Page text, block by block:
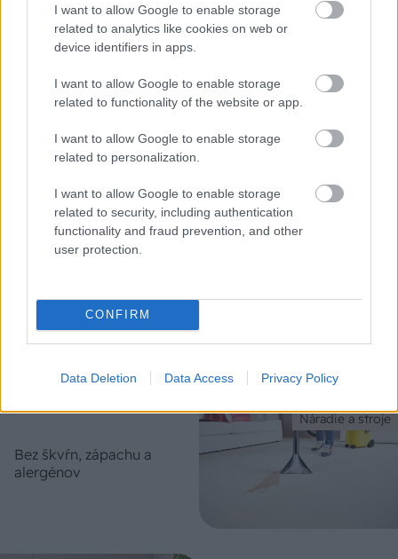
I want to allow Google to enable storage
related to analytics like cookies on web or
device identifiers in apps.
I want to allow Google to enable storage
related to functionality of the website or app.
I want to allow Google to enable storage
related to personalization.
I want to allow Google to enable storage
related to security, including authentication
functionality and fraud prevention, and other
user protection.
CONFIRM
Data Deletion Data Access Privacy Policy
dizajn od Sigurda Larsena
Luxus v škandinávskom
originálu Geberit
Náradie a stroje
Bez škvŕn, zápachu a
alergénov